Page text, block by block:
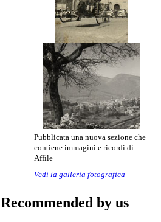
Pubblicata una nuova sezione che
contiene immagini e ricordi di
Affile
Vedi la galleria fotografica
Recommended by us